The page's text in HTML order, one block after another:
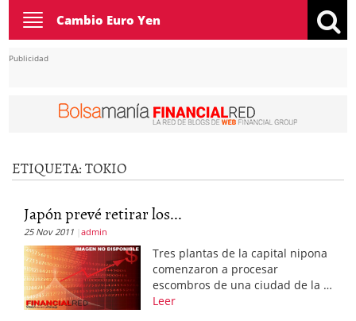
Toggle
navigation
Cambio Euro Yen
Publicidad
ETIQUETA:TOKIO
Japón prevé retirar los...
25 Nov 2011 admin
Tres plantas de la capital nipona
comenzaron a procesar
escombros de una ciudad de la …
Leer